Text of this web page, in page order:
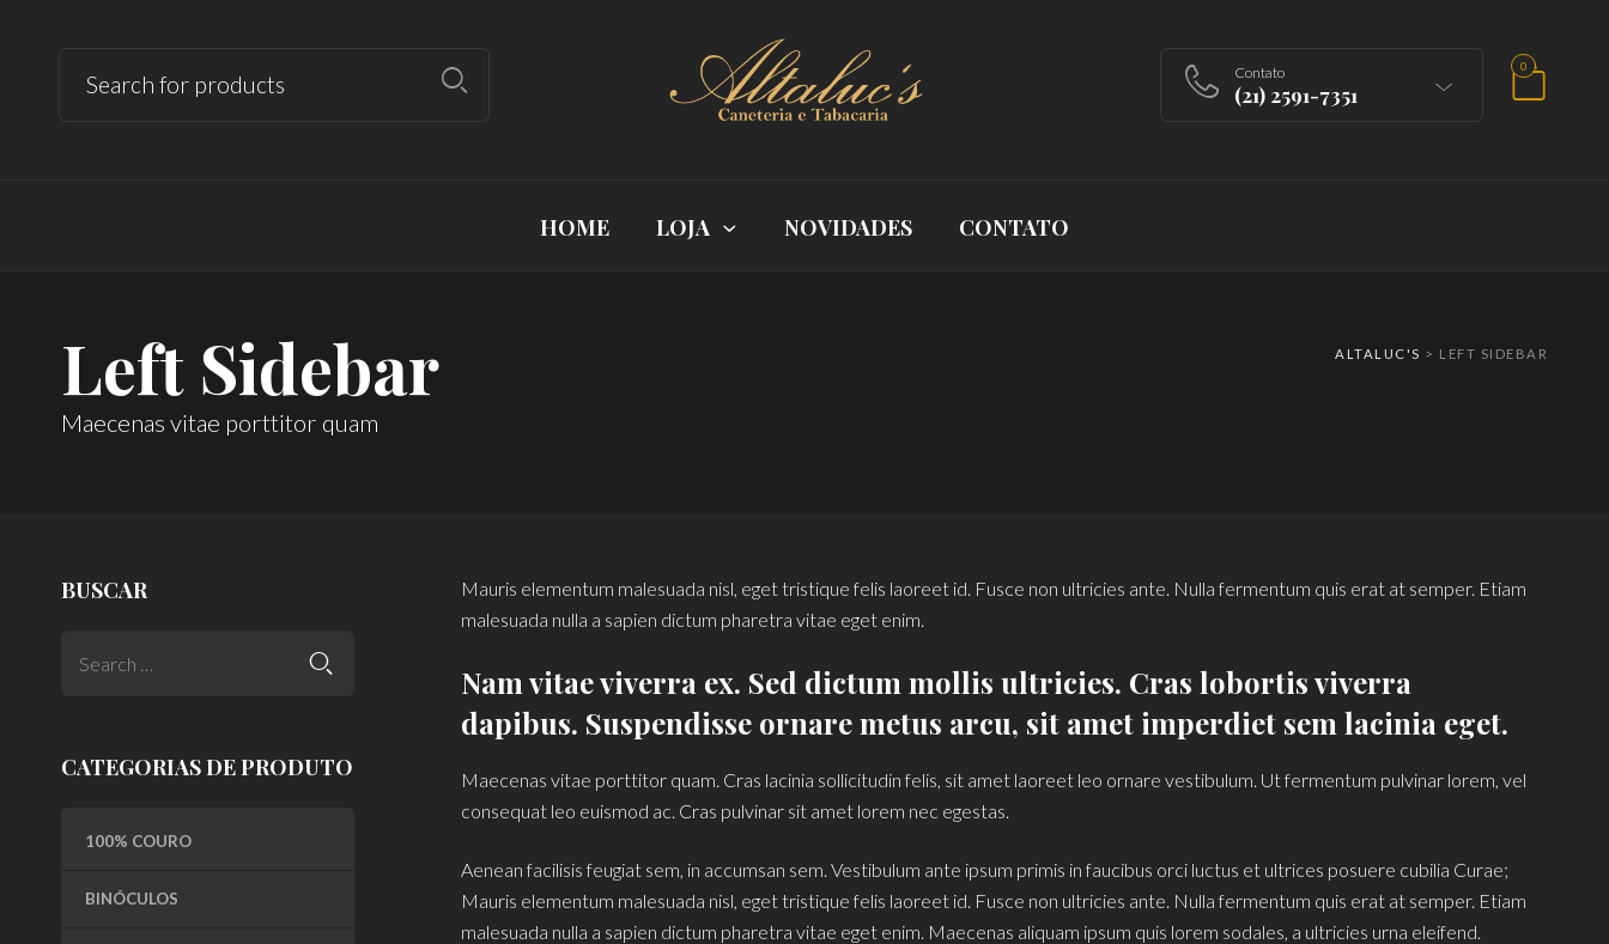
Contato
(21) 2591-7351
0
HOME LOJA NOVIDADES CONTATO
ALTALUC'S > LEFT SIDEBAR
Left Sidebar
Maecenas vitae porttitor quam
BUSCAR
CATEGORIAS DE PRODUTO
100% COURO
BINÓCULOS
Mauris elementum malesuada nisl, eget tristique felis laoreet id. Fusce non ultricies ante. Nulla fermentum quis erat at semper. Etiam
malesuada nulla a sapien dictum pharetra vitae eget enim.
Nam vitae viverra ex. Sed dictum mollis ultricies. Cras lobortis viverra
dapibus. Suspendisse ornare metus arcu, sit amet imperdiet sem lacinia eget.
Maecenas vitae porttitor quam. Cras lacinia sollicitudin felis, sit amet laoreet leo ornare vestibulum. Ut fermentum pulvinar lorem, vel
consequat leo euismod ac. Cras pulvinar sit amet lorem nec egestas.
Aenean facilisis feugiat sem, in accumsan sem. Vestibulum ante ipsum primis in faucibus orci luctus et ultrices posuere cubilia Curae;
Mauris elementum malesuada nisl, eget tristique felis laoreet id. Fusce non ultricies ante. Nulla fermentum quis erat at semper. Etiam
malesuada nulla a sapien dictum pharetra vitae eget enim. Maecenas aliquam ipsum quis lorem sodales, a ultricies urna eleifend.